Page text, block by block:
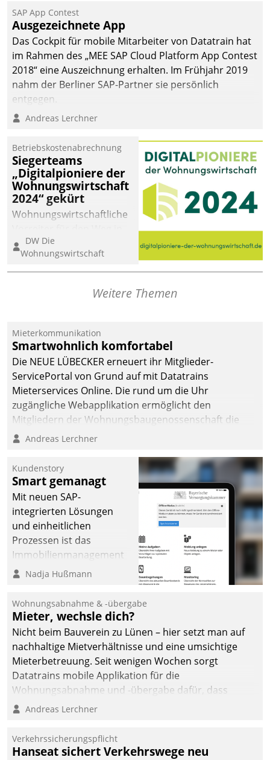
Einsparungen durch optimierte und automatisierte
Prozesse. Doch man darf nicht zu viel erwarten: Allein
mit der Einführung einer neuen Software ist es nicht
getan. Die Digitalisierung erfordert von Unternehmen
die Bereitschaft, sich zu überprüfen, zu hinterfragen
und zu verändern.
SAP App Contest
Ausgezeichnete App
Das Cockpit für mobile Mitarbeiter von Datatrain hat
im Rahmen des „MEE SAP Cloud Platform App Contest
2018“ eine Auszeichnung erhalten. Im Frühjahr 2019
nahm der Berliner SAP-Partner sie persönlich
entgegen.
Andreas Lerchner
Betriebskostenabrechnung
Siegerteams
„Digitalpioniere der
Wohnungswirtschaft
2024“ gekürt
Wohnungswirtschaftliche
eine digitale Zukunft zu
finden, ist das Ziel des
Awards „Digitalpioniere
Wohnungswirtschaft“.
dafür ein Team
bestehend aus
Wohnungsunternehmen
und PropTech.
DW Die
Wohnungswirtschaft
Weitere Themen
Mieterkommunikation
Smartwohnlich komfortabel
Die NEUE LÜBECKER erneuert ihr Mitglieder-
ServicePortal von Grund auf mit Datatrains
Mieterservices Online. Die rund um die Uhr
zugängliche Webapplikation ermöglicht den
Mitgliedern der Wohnungs­bau­genossenschaft die
Kontaktaufnahme per Smartphone, Tablet oder PC.
Andreas Lerchner
Kundenstory
Smart gemanagt
Mit neuen SAP-
integrierten Lösungen
und einheitlichen
Prozessen ist das
Immobilienmanagement
der Bayerischen
Ressort Kapitalanlage für
künftige Aufgaben und
Herausforderungen
gerüstet.
Nadja Hußmann
Wohnungsabnahme & -übergabe
Mieter, wechsle dich?
Nicht beim Bauverein zu Lünen – hier setzt man auf
nachhaltige Mietverhältnisse und eine umsichtige
Mieterbetreuung. Seit wenigen Wochen sorgt
Datatrains mobile Applikation für die
Wohnungsabnahme und -übergabe dafür, dass
Mieter wohlgeordnet kommen und, so es sein muss,
Andreas Lerchner
Verkehrssicherungspflicht
Hanseat sichert Verkehrswege neu